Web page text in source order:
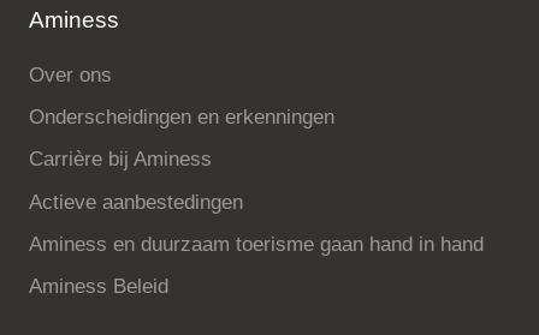
Aminess
Over ons
Onderscheidingen en erkenningen
Carrière bij Aminess
Actieve aanbestedingen
Aminess en duurzaam toerisme gaan hand in hand
Aminess Beleid